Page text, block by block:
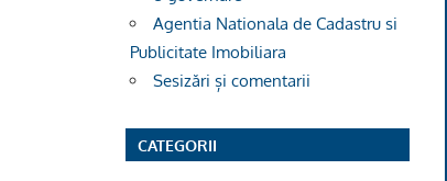
Agentia Nationala de Cadastru si
Publicitate Imobiliara
Sesizări și comentarii
CATEGORII